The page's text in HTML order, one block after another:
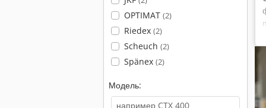
OPTIMAT (2)
Riedex (2)
Scheuch (2)
Spänex (2)
Модель: